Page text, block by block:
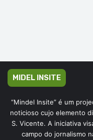
MIDEL INSITE
“Mindel Insite” é um
noticioso cujo elemento
S. Vicente. A iniciativa
campo do jornalismo